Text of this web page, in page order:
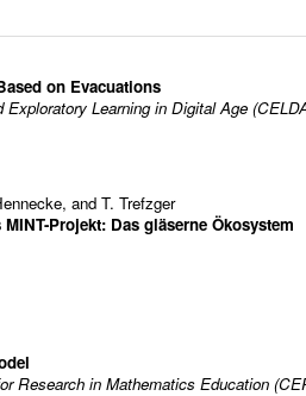
on Evacuations
Learning in Digital Age
, and T. Trefzger
Projekt: Das gläserne Ökosystem
Research in Mathematics Education